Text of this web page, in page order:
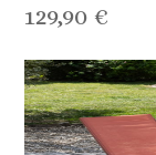
129,90 €